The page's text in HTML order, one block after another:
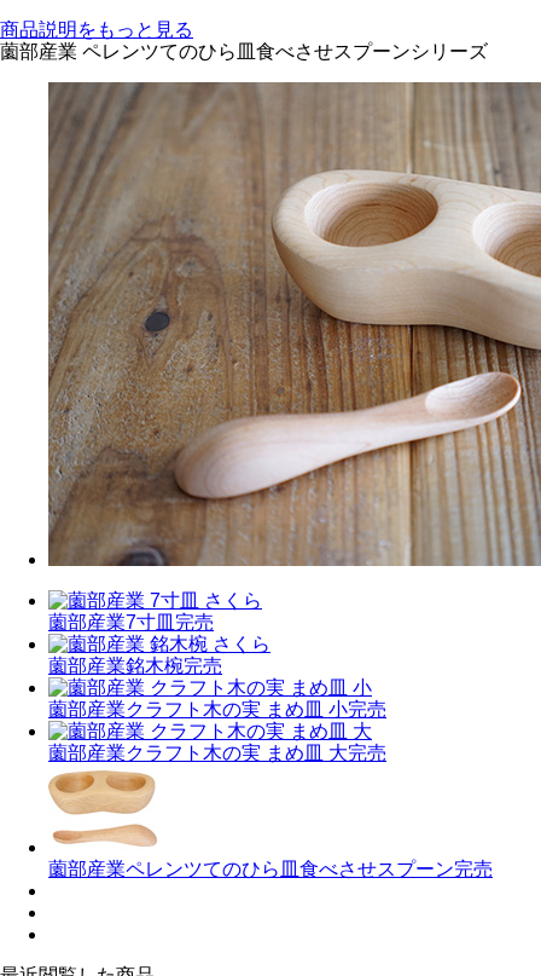
商品説明をもっと見る
薗部産業 ペレンツてのひら皿食べさせスプーンシリーズ
薗部産業7寸皿 完売
薗部産業銘木椀完売
薗部産業クラフト木の実 まめ皿 小完売
薗部産業クラフト木の実 まめ皿 大完売
薗部産業ペレンツてのひら皿食べさせスプーン完売